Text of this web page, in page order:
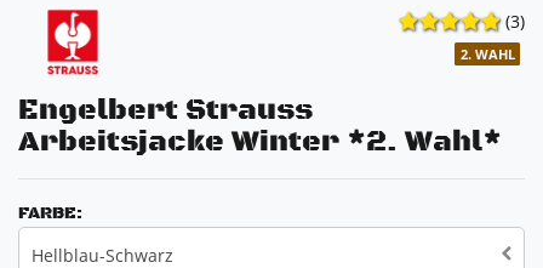
(3)
2. WAHL
Engelbert Strauss
Arbeitsjacke Winter *2. Wahl*
FARBE:
Hellblau-Schwarz